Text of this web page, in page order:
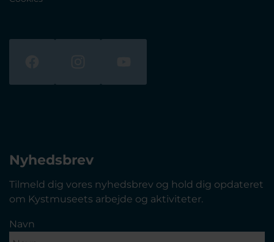
Nyhedsbrev
Tilmeld dig vores nyhedsbrev og hold dig opdateret
om Kystmuseets arbejde og aktiviteter.
Navn